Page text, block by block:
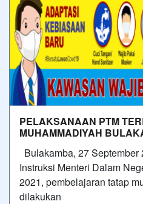
PELAKSANAAN PTM
MUHAMMADIYAH
Bulakamba, 27 September
Instruksi Menteri Dalam
2021, pembelajaran tatap
dilakukan